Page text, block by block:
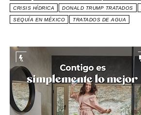
CRISIS HÍDRICA DONALD TRUMP TRATADOS
SEQUÍA EN MÉXICO TRATADOS DE AGUA